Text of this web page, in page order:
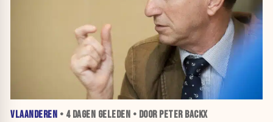
VLAANDEREN • 4 DAGEN GELEDEN • DOOR PETER BACKX